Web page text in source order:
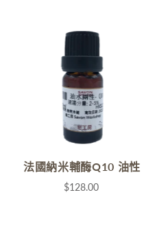
法國納米輔酶Q10 油性
$128.00